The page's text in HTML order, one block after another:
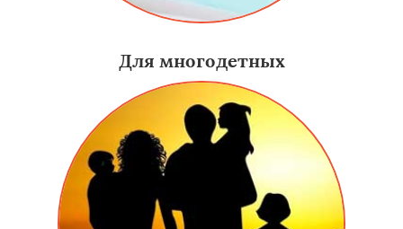
Для многодетных